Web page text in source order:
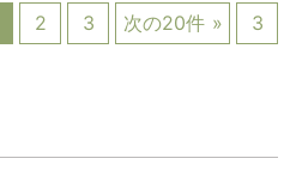
2 3 次の20件 3